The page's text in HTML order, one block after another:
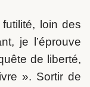
loin des
je l’éprouve
de liberté,
». Sortir de